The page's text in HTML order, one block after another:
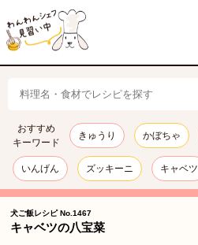
おすすめ
キーワード
きゅうり かぼちゃ
いんげん ズッキーニ キャベツ
犬ご飯レシピ No.1467
キャベツの八宝菜